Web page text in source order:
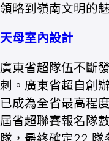
領略到嶺南文明的
天母室內設計
廣東省超隊伍不斷
刺。廣東省超自創
已成為全省最高程
屆省超聯賽報名隊